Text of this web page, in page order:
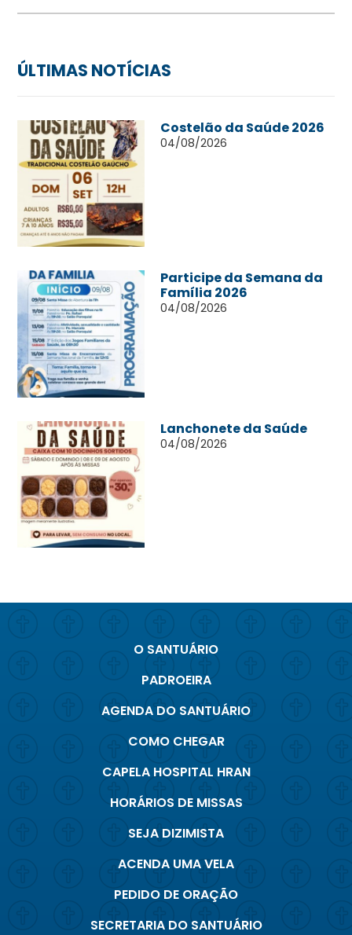
ÚLTIMAS NOTÍCIAS
Costelão da Saúde 2026
04/08/2026
Participe da Semana da
Família 2026
04/08/2026
Lanchonete da Saúde
04/08/2026
O SANTUÁRIO
PADROEIRA
AGENDA DO SANTUÁRIO
COMO CHEGAR
CAPELA HOSPITAL HRAN
HORÁRIOS DE MISSAS
SEJA DIZIMISTA
ACENDA UMA VELA
PEDIDO DE ORAÇÃO
SECRETARIA DO SANTUÁRIO